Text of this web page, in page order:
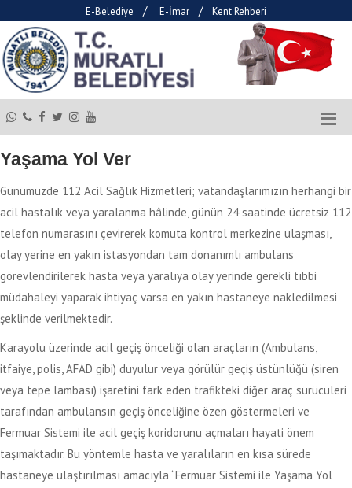
E-Belediye / E-İmar / Kent Rehberi
Yaşama Yol Ver
Günümüzde 112 Acil Sağlık Hizmetleri; vatandaşlarımızın herhangi bir
acil hastalık veya yaralanma hâlinde, günün 24 saatinde ücretsiz 112
telefon numarasını çevirerek komuta kontrol merkezine ulaşması,
olay yerine en yakın istasyondan tam donanımlı ambulans
görevlendirilerek hasta veya yaralıya olay yerinde gerekli tıbbi
müdahaleyi yaparak ihtiyaç varsa en yakın hastaneye nakledilmesi
şeklinde verilmektedir.
Karayolu üzerinde acil geçiş önceliği olan araçların (Ambulans,
itfaiye, polis, AFAD gibi) duyulur veya görülür geçiş üstünlüğü (siren
veya tepe lambası) işaretini fark eden trafikteki diğer araç sürücüleri
tarafından ambulansın geçiş önceliğine özen göstermeleri ve
Fermuar Sistemi ile acil geçiş koridorunu açmaları hayati önem
taşımaktadır. Bu yöntemle hasta ve yaralıların en kısa sürede
hastaneye ulaştırılması amacıyla “Fermuar Sistemi ile Yaşama Yol